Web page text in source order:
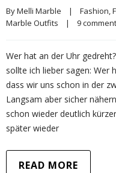
By Melli Marble | Fashion,
Marble Outfits
| 9
Wer hat an der Uhr
sollte ich lieber sagen: Wer
dass wir uns schon in der
Langsam aber sicher
schon wieder deutlich
später wieder
READ MORE